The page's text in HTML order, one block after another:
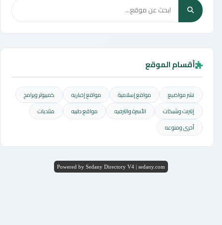
أقسام الموقع
نشر مواضيع مواقع إسلامية مواقع إخباريه
كمبيوتر وبرامج
إنترنت وشبكات
الأسرة والترفيه مواقع طبيه
منتديات
أخرى ومنوعه
Powered by Sedany Directory V4 | sedany.com